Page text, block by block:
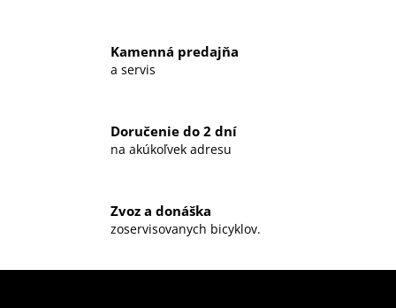
Kamenná predajňa
a servis
Doručenie do 2 dní
na akúkoľvek adresu
Zvoz a donáška
zoservisovanych bicyklov.